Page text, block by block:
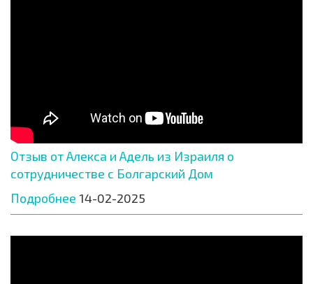
Отзыв от Алекса и Адель из Израиля о
сотрудничестве с Болгарский Дом
Подробнее 14-02-2025